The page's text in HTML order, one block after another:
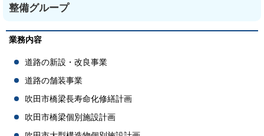
整備グループ
業務内容
道路の新設・改良事業
道路の舗装事業
吹田市橋梁長寿命化修繕計画
吹田市橋梁個別施設計画